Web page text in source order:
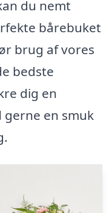
du nemt
bårebuket
brug af vores
bedste
dig en
en smuk